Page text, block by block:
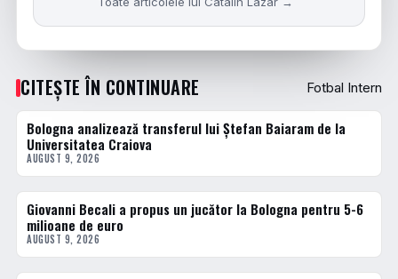
CITEȘTE ÎN CONTINUARE Fotbal Intern
FOTBAL EXTERN
Bologna analizează transferul lui Ștefan Baiaram de la
Universitatea Craiova
AUGUST 9, 2026
FOTBAL EXTERN
Giovanni Becali a propus un jucător la Bologna pentru 5-6
milioane de euro
AUGUST 9, 2026